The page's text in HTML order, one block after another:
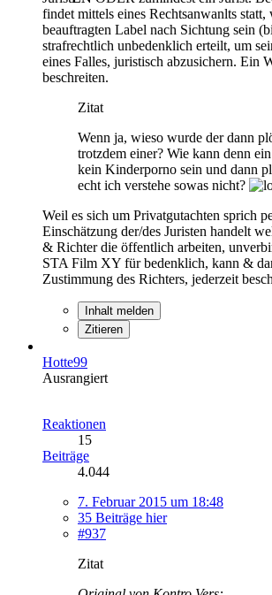
findet mittels eines Rechtsanwanlts statt,
beauftragten Label nach Sichtung sein
strafrechtlich unbedenklich erteilt, um
eines Falles, juristisch abzusichern. Ein
beschreiten.
Zitat
Wenn ja, wieso wurde der dann
trotzdem einer? Wie kann denn
kein Kinderporno sein und dann
echt ich verstehe sowas nicht?
Weil es sich um Privatgutachten sprich
Einschätzung der/des Juristen handelt
& Richter die öffentlich arbeiten,
STA Film XY für bedenklich, kann &
Zustimmung des Richters, jederzeit
Inhalt melden
Zitieren
Hotte99
Ausrangiert
Reaktionen
15
Beiträge
4.044
7. Februar 2015 um 18:48
35 Beiträge hier
#937
Zitat